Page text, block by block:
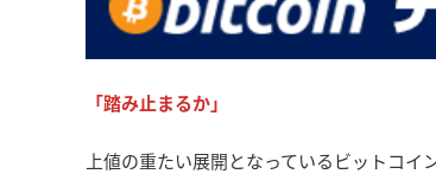
「踏み止まるか」
上値の重たい展開となっているビットコ